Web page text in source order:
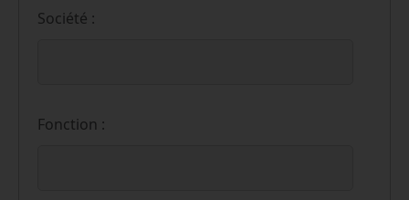
Société :
Fonction :